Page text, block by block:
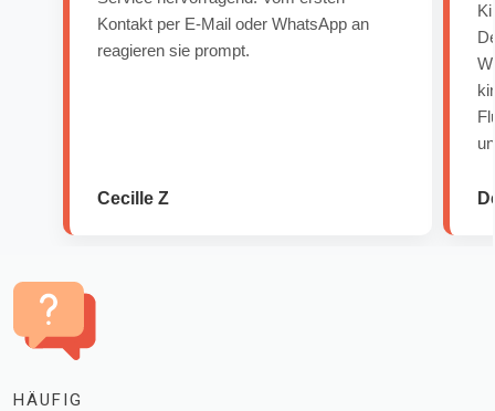
Kontakt per E-Mail oder WhatsApp an
reagieren sie prompt.
Cecille Z
HÄUFIG